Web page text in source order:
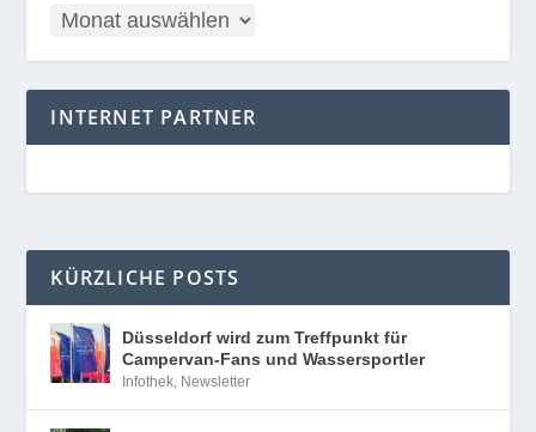
INTERNET PARTNER
KÜRZLICHE POSTS
Düsseldorf wird zum Treffpunkt für
Campervan-Fans und Wassersportler
Infothek, Newsletter